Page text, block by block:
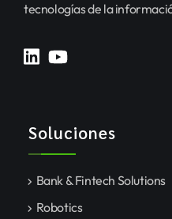
tecnologías de la
Soluciones
Bank & Fintech Solutions
Robotics